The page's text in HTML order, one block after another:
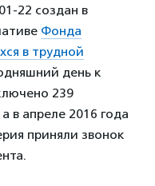
22 создан в
Фонда
в трудной
день к
239
в апреле 2016 года
приняли звонок